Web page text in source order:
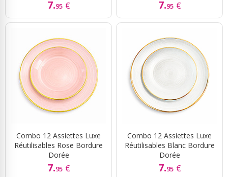
7.95 € 7.95 €
Combo 12 Assiettes Luxe
Réutilisables Rose Bordure
Dorée
7.95 €
Combo 12 Assiettes Luxe
Réutilisables Blanc Bordure
Dorée
7.95 €